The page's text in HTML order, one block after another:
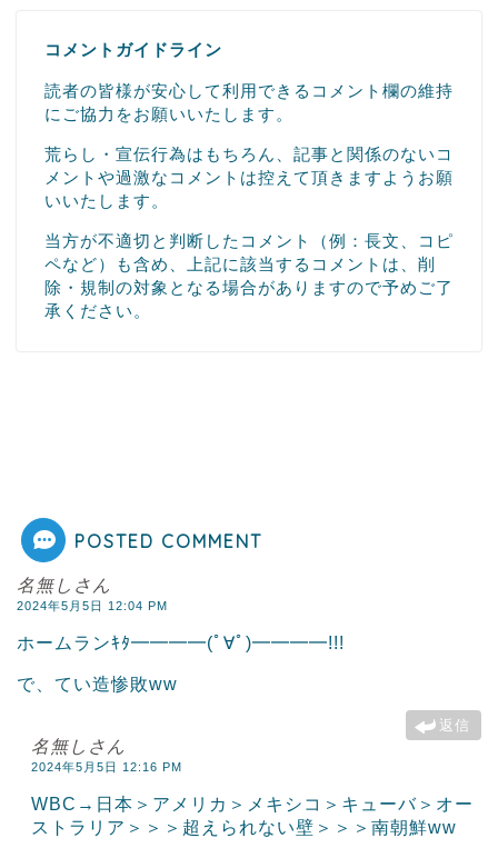
コメントガイドライン
読者の皆様が安心して利用できるコメント欄の維持
にご協力をお願いいたします。
荒らし・宣伝行為はもちろん、記事と関係のないコ
メントや過激なコメントは控えて頂きますようお願
いいたします。
当方が不適切と判断したコメント（例：長文、コピ
ペなど）も含め、上記に該当するコメントは、削
除・規制の対象となる場合がありますので予めご了
承ください。
POSTED COMMENT
名無しさん
2024年5月5日 12:04 PM
ホームランｷﾀ━━━━(ﾟ∀ﾟ)━━━━!!!
で、てい造惨敗ww
返信
名無しさん
2024年5月5日 12:16 PM
WBC→日本＞アメリカ＞メキシコ＞キューバ＞オー
ストラリア＞＞＞超えられない壁＞＞＞南朝鮮ww